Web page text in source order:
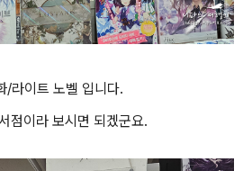
/라이트 노벨 입니다.
점이라 보시면 되겠군요.